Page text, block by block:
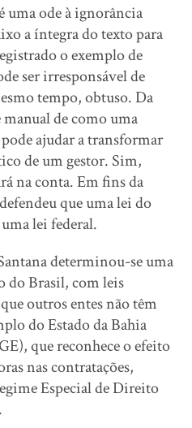
uma ode à ignorância
a íntegra do texto para
o exemplo de
ser irresponsável de
tempo, obtuso. Da
de como uma
ajudar a transformar
de um gestor. Sim,
na conta. Em fins da
que uma lei do
lei federal.
determinou-se uma
do Brasil, com leis
outros entes não têm
do Estado da Bahia
que reconhece o efeito
nas contratações,
Especial de Direito